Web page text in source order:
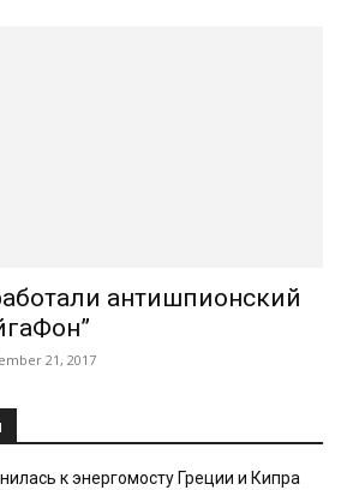
антишпионский
21, 2017
к энергомосту Греции и Кипра